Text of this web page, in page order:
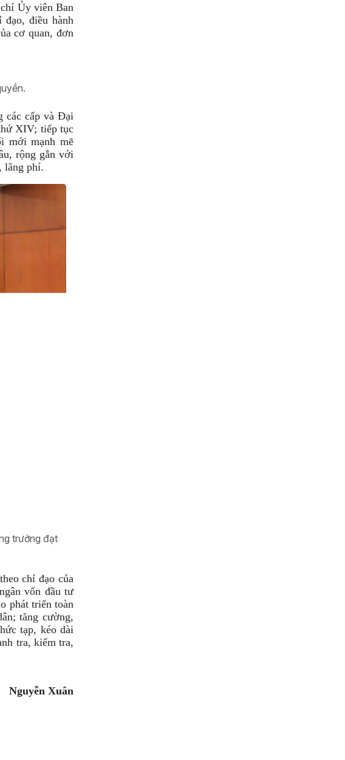
Ủy viên Ban
điều hành
cơ quan, đơn
các cấp và Đại
XIV; tiếp tục
mới mạnh mẽ
rộng gắn với
lãng phí.
trưởng đạt
chỉ đạo của
vốn đầu tư
phát triển toàn
tăng cường,
tạp, kéo dài
tra, kiểm tra,
Nguyễn Xuân